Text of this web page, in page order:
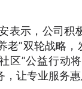
表示，公司
老”双轮战略
区”公益行动
让专业服务惠